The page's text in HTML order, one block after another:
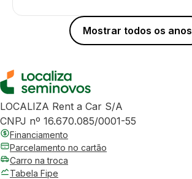
Mostrar todos os anos
LOCALIZA Rent a Car S/A
CNPJ nº 16.670.085/0001-55
Financiamento
Parcelamento no cartão
Carro na troca
Tabela Fipe